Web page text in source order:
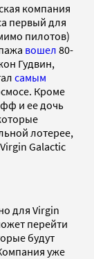
компания
первый для
пилотов)
вошел 80-
Гудвин,
самым
Кроме
и ее дочь
лотерее,
Galactic
для Virgin
перейти
будут
уже